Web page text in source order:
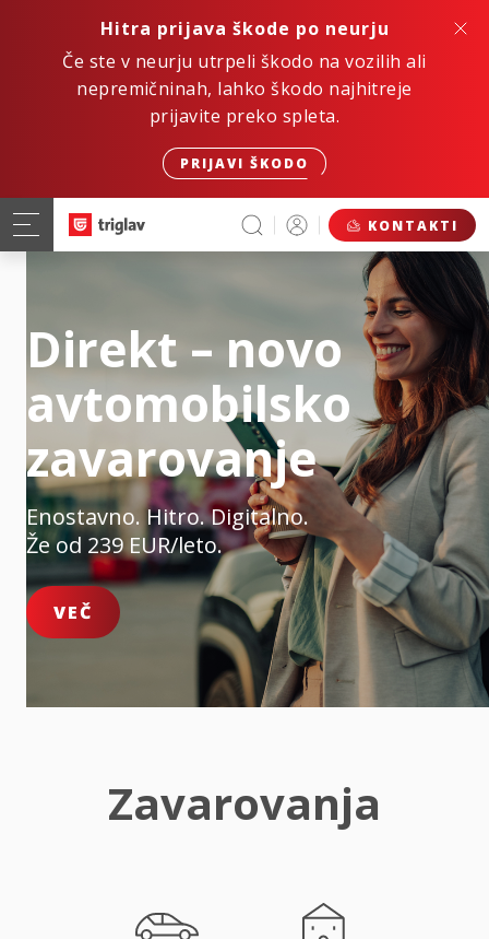
Hitra prijava škode po neurju
Če ste v neurju utrpeli škodo na vozilih ali
nepremičninah, lahko škodo najhitreje
prijavite preko spleta.
PRIJAVI ŠKODO
KONTAKTI
Direkt – novo
avtomobilsko
zavarovanje
Enostavno. Hitro. Digitalno.
Že od 239 EUR/leto.
VEČ
Zavarovanja